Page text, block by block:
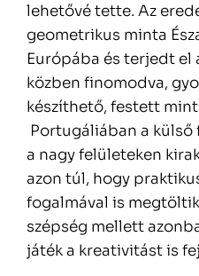
lehetővé tette. Az
geometrikus minta
Európába és terjedt el
közben finomodva,
készíthető, festett
Portugáliában a külső
a nagy felületeken
azon túl, hogy
fogalmával is
szépség mellett
játék a kreativitást is